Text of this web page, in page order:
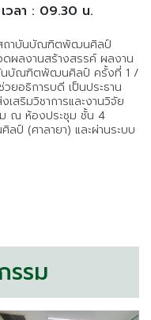
เวลา : 09.30 น.
สถาบันบัณฑิตพัฒนศิลป์
ผลงานสร้างสรรค์ ผลงาน
นบัณฑิตพัฒนศิลป์ ครั้งที่ 1 /
ยอธิการบดี เป็นประธาน
สริมวิชาการและงานวิจัย
ม ณ ห้องประชุม ชั้น 4
(ศาลายา) และผ่านระบบ
รรม